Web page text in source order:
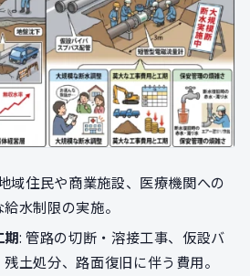
域住民や商業施設、医療機関への
水制限の実施。
期: 管路の切断・溶接工事、仮設バ
土処分、路面復旧に伴う費用。